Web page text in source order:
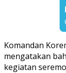
Komandan
mengatakan
kegiatan